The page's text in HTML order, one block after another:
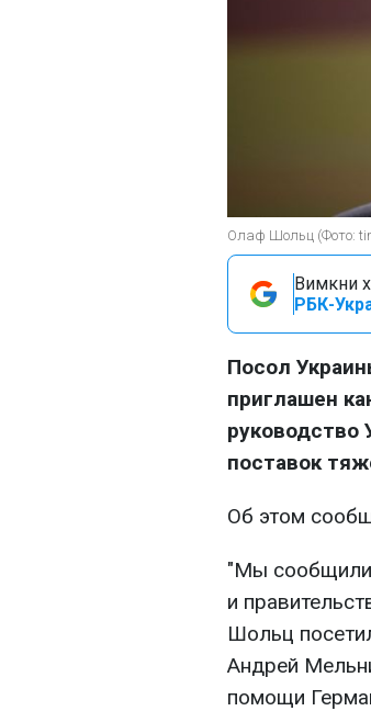
Олаф Шольц (Фото:
Вимкни
РБК-
Посол
приглашен
руководство
поставок
Об этом
"Мы сообщили
и
Шольц
Андрей
помощи